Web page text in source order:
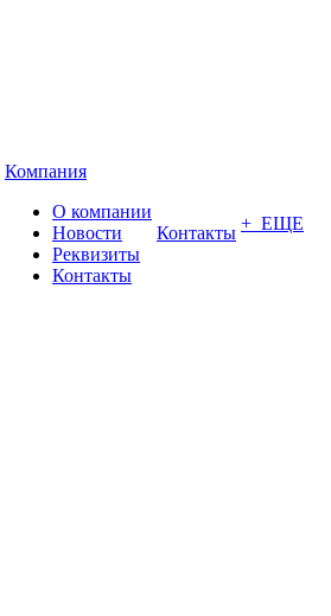
Компания
О компании
Новости
Реквизиты
Контакты
Контакты + ЕЩЕ